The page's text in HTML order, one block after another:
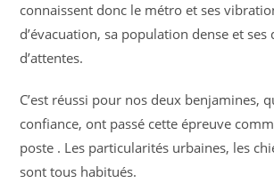
connaissent donc le métro et ses
d’évacuation, sa population dense et
d’attentes.
C’est réussi pour nos deux benjamines,
confiance, ont passé cette épreuve
poste . Les particularités urbaines, les
sont tous habitués.